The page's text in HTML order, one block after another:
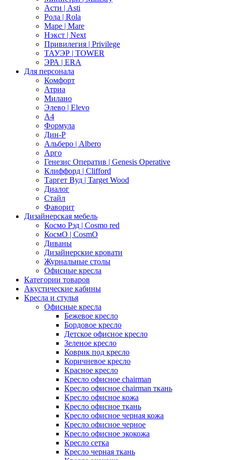
Асти | Asti
Рола | Rola
Маре | Mare
Нэкст | Next
Привилегия | Privilege
ТАУЭР | TOWER
ЭРА | ERA
Для персонала
Комфорт
Атриа
Милано
Элево | Elevo
А4
Формула
Дин-Р
Альберо | Albero
Арго
Генезис Оператив | Genesis Operative
Клиффорд | Clifford
Таргет Вуд | Target Wood
Диалог
Стайл
Фаворит
Дизайнерская мебель
Космо Рэд | Cosmo red
КосмО | CosmO
Диваны
Дизайнерские кровати
Журнальные столы
Офисные кресла
Категории товаров
Акустические кабины
Кресла и стулья
Офисные кресла
Бежевое кресло
Бордовое кресло
Детское офисное кресло
Зеленое кресло
Коврик под кресло
Коричневое кресло
Красное кресло
Кресло офисное chairman
Кресло офисное chairman ткань
Кресло офисное кожа
Кресло офисное ткань
Кресло офисное черная кожа
Кресло офисное черное
Кресло офисное экокожа
Кресло сетка
Кресло черная ткань